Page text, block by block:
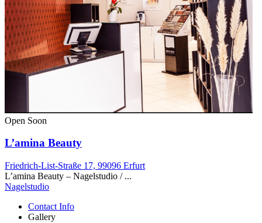
Open Soon
L’amina Beauty
Friedrich-List-Straße 17, 99096 Erfurt
L’amina Beauty – Nagelstudio / ...
Nagelstudio
Contact Info
Gallery